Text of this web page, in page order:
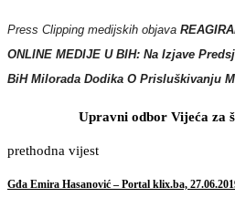
Press Clipping medijskih objava
ONLINE MEDIJE U BIH: Na Izjave
BiH Milorada Dodika O Prisluškivanju
Upravni odbor Vijeća za
prethodna vijest
Gđa Emira Hasanović – Portal klix.ba,